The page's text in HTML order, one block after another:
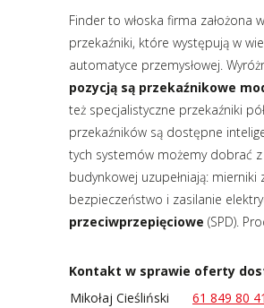
Finder to włoska firma
przekaźniki, które występują w
automatyce przemysłowej.
pozycją są przekaźnikowe
też specjalistyczne przekaźniki
przekaźników są dostępne
tych systemów możemy dobrać
budynkowej uzupełniają:
bezpieczeństwo i zasilanie
przeciwprzepięciowe (SPD).
Kontakt w sprawie oferty
Mikołaj Cieśliński
61 849 80 41